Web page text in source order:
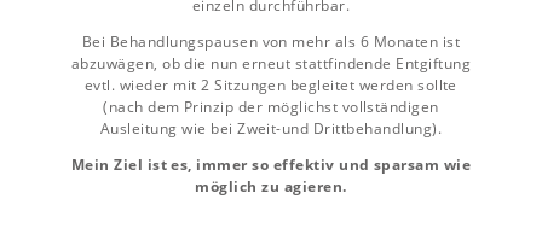
einzeln durchführbar.
Bei Behandlungspausen von mehr als 6 Monaten ist
abzuwägen, ob die nun erneut stattfindende Entgiftung
evtl. wieder mit 2 Sitzungen begleitet werden sollte
(nach dem Prinzip der möglichst vollständigen
Ausleitung wie bei Zweit-und Drittbehandlung).
Mein Ziel ist es, immer so effektiv und sparsam wie
möglich zu agieren.